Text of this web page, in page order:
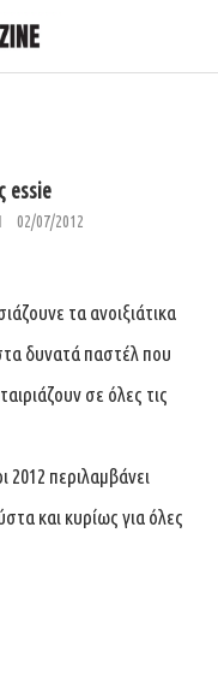
essie
02/07/2012
τα ανοιξιάτικα
δυνατά παστέλ που
σε όλες τις
2012 περιλαμβάνει
και κυρίως για όλες